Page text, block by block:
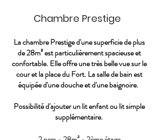
Chambre Prestige
La chambre Prestige d'une superficie de plus
de 28m² est particulièrement spacieuse et
confortable. Elle offre une très belle vue sur le
cour et la place du Fort. La salle de bain est
équipée d'une douche et d'une baignoire.
Possibilité d'ajouter un lit enfant ou lit simple
supplémentaire.